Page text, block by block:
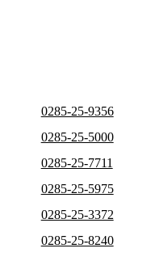
0285-25-9356
0285-25-5000
0285-25-7711
0285-25-5975
0285-25-3372
0285-25-8240